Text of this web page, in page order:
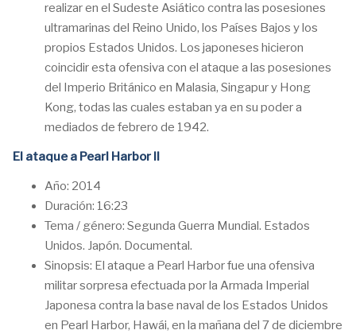
realizar en el Sudeste Asiático contra las posesiones
ultramarinas del Reino Unido, los Países Bajos y los
propios Estados Unidos. Los japoneses hicieron
coincidir esta ofensiva con el ataque a las posesiones
del Imperio Británico en Malasia, Singapur y Hong
Kong, todas las cuales estaban ya en su poder a
mediados de febrero de 1942.
El ataque a Pearl Harbor II
Año: 2014
Duración: 16:23
Tema / género: Segunda Guerra Mundial. Estados
Unidos. Japón. Documental.
Sinopsis: El ataque a Pearl Harbor fue una ofensiva
militar sorpresa efectuada por la Armada Imperial
Japonesa contra la base naval de los Estados Unidos
en Pearl Harbor, Hawái, en la mañana del 7 de diciembre